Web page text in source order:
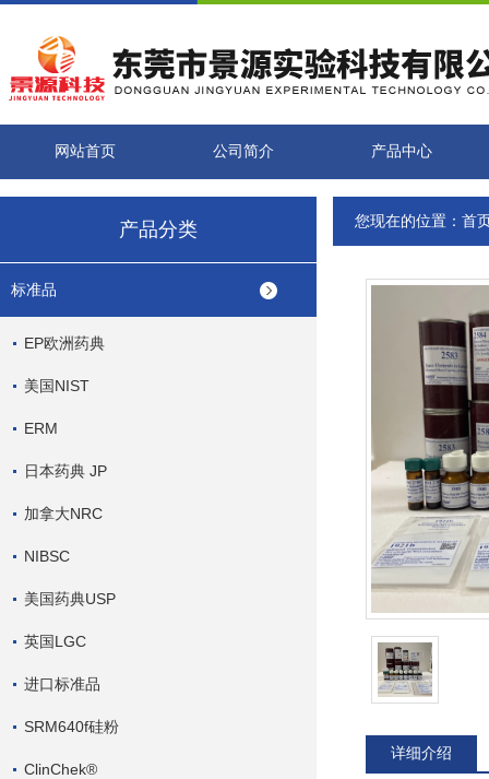
网站首页 公司简介 产品中心
产品分类
标准品
EP欧洲药典
美国NIST
ERM
日本药典 JP
加拿大NRC
NIBSC
美国药典USP
英国LGC
进口标准品
SRM640f硅粉
ClinChek®
您现在的位置： 首
详细介绍